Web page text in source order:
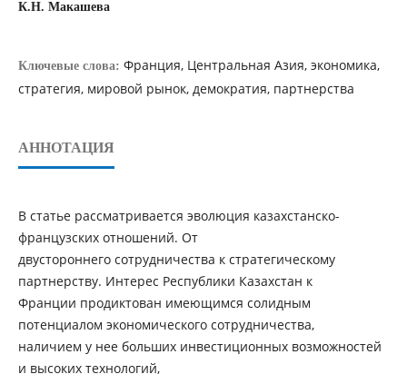
К.Н. Макашева
Ключевые слова: Франция, Центральная Азия, экономика,
стратегия, мировой рынок, демократия, партнерства
АННОТАЦИЯ
В статье рассматривается эволюция казахстанско-
французских отношений. От
двустороннего сотрудничества к стратегическому
партнерству. Интерес Республики Казахстан к
Франции продиктован имеющимся солидным
потенциалом экономического сотрудничества,
наличием у нее больших инвестиционных возможностей
и высоких технологий,